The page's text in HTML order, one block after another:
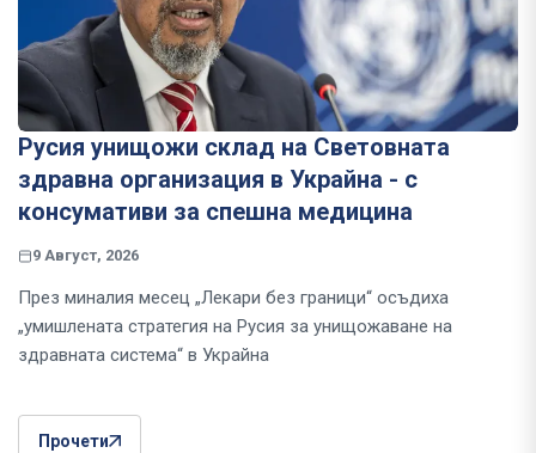
Русия унищожи склад на Световната
здравна организация в Украйна - с
консумативи за спешна медицина
9 Август, 2026
През миналия месец „Лекари без граници“ осъдиха
„умишлената стратегия на Русия за унищожаване на
здравната система“ в Украйна
Прочети